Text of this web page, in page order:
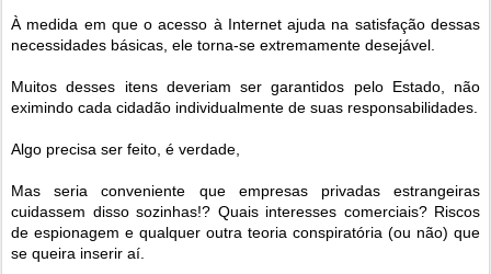
À medida em que o acesso à Internet ajuda na satisfação dessas
necessidades básicas, ele torna-se extremamente desejável.
Muitos desses itens deveriam ser garantidos pelo Estado, não
eximindo cada cidadão individualmente de suas responsabilidades.
Algo precisa ser feito, é verdade,
Mas seria conveniente que empresas privadas estrangeiras
cuidassem disso sozinhas!? Quais interesses comerciais? Riscos
de espionagem e qualquer outra teoria conspiratória (ou não) que
se queira inserir aí.